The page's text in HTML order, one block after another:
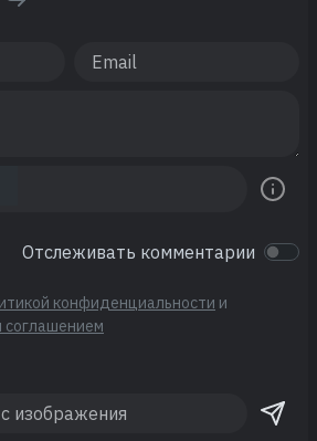
Отслеживать комментарии
конфиденциальности и
соглашением